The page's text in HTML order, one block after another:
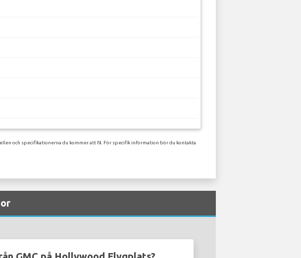
och specifikationerna du kommer att få. För specifik information bör du kontakta